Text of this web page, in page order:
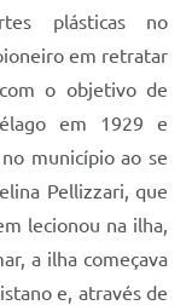
plásticas no
em retratar
o objetivo de
em 1929 e
município ao se
Pellizzari, que
lecionou na ilha,
a ilha começava
e, através de